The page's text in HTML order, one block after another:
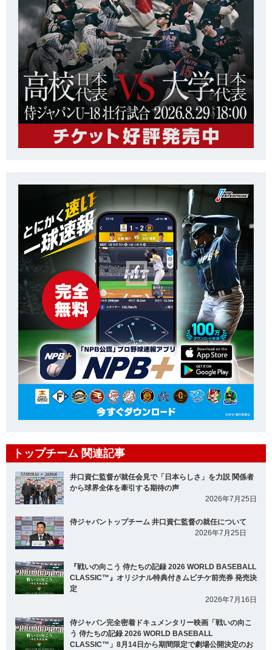
トップチーム 関連記事
井口資仁監督が就任会見で「日本らしさ」を力説 関係者
から球界全体を牽引する期待の声
2026年7月25日
侍ジャパントップチーム 井口資仁監督の就任について
2026年7月25日
『戦いの向こう 侍たちの記録 2026 WORLD BASEBALL
CLASSIC™』オリジナル特典付きムビチケ前売券 発売決
定
2026年7月16日
侍ジャパン完全密着ドキュメンタリー映画「戦いの向こ
う 侍たちの記録 2026 WORLD BASEBALL
CLASSIC™」8月14日から期間限定で劇場公開決定のお